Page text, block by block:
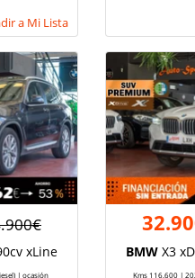
a Mi Lista
xLine
| ocasión
BMW X3
Kms 116.600 |